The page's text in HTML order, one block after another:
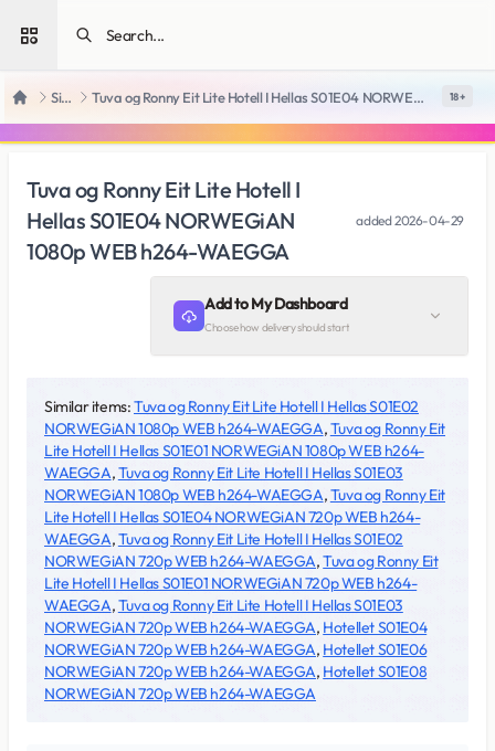
Open sidebar
Home SiteRips Tuva og Ronny Eit Lite Hotell I Hellas S01E04 NORWEGiAN 1080p WEB h264-WAEGGA 18 +
Tuva og Ronny Eit Lite Hotell I
Hellas S01E04 NORWEGiAN
1080p WEB h264-WAEGGA
added2026-04-29
Add to My Dashboard
Choose how delivery should start
Similar items:Tuva og Ronny Eit Lite Hotell I Hellas S01E02
NORWEGiAN 1080p WEB h264-WAEGGA,Tuva og Ronny Eit
Lite Hotell I Hellas S01E01 NORWEGiAN 1080p WEB h264-
WAEGGA,Tuva og Ronny Eit Lite Hotell I Hellas S01E03
NORWEGiAN 1080p WEB h264-WAEGGA,Tuva og Ronny Eit
Lite Hotell I Hellas S01E04 NORWEGiAN 720p WEB h264-
WAEGGA,Tuva og Ronny Eit Lite Hotell I Hellas S01E02
NORWEGiAN 720p WEB h264-WAEGGA,Tuva og Ronny Eit
Lite Hotell I Hellas S01E01 NORWEGiAN 720p WEB h264-
WAEGGA,Tuva og Ronny Eit Lite Hotell I Hellas S01E03
NORWEGiAN 720p WEB h264-WAEGGA, Hotellet S01E04
NORWEGiAN 720p WEB h264-WAEGGA, Hotellet S01E06
NORWEGiAN 720p WEB h264-WAEGGA, Hotellet S01E08
NORWEGiAN 720p WEB h264-WAEGGA